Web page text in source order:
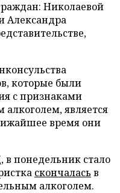
Николаевой
Александра
которые были
с признаками
является
время они
в понедельник стало
скончалась в
алкоголем.